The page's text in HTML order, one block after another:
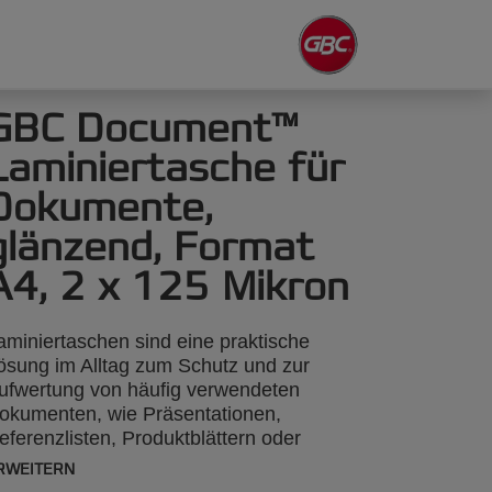
Document™
für
Format
2 x 125 Mikron
sind eine praktische
im Alltag zum Schutz und zur
von häufig verwendeten
wie Präsentationen,
Produktblättern oder
2 x 125 Mikron, glänzend, Format